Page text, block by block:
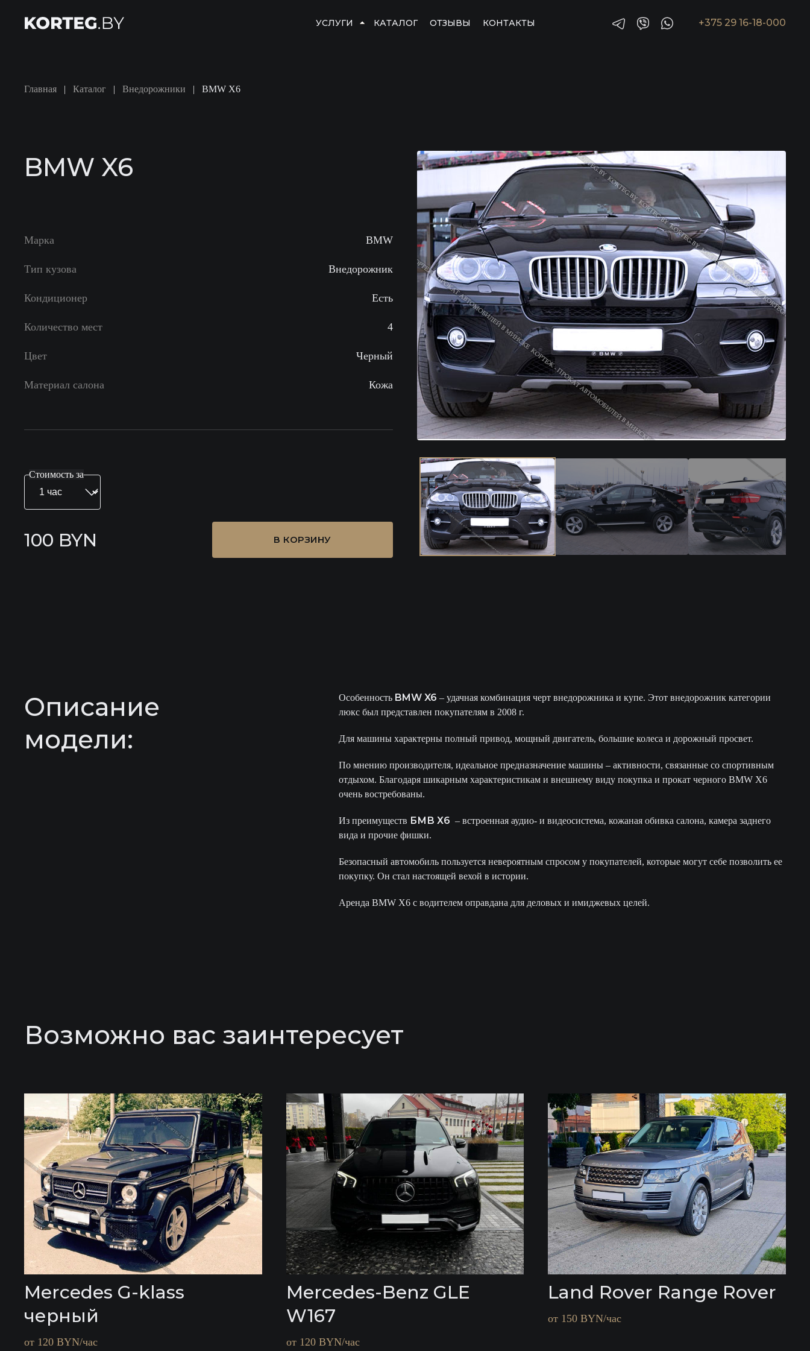
Skip to main content УСЛУГИ КАТАЛОГ ОТЗЫВЫ КОНТАКТЫ +375 29 16-18-000
Главная Каталог Внедорожники BMW X6
BMW X6
Марка BMW
Тип кузова Внедорожник
Кондиционер Есть
Количество мест 4
Цвет Черный
Материал салона Кожа
Стоимость за
100 BYN В КОРЗИНУ
Описание
модели:
ОсобенностьBMW X6 – удачная комбинация черт внедорожника и купе. Этот внедорожник категории
люкс был представлен покупателям в 2008 г.
Для машины характерны полный привод, мощный двигатель, большие колеса и дорожный просвет.
По мнению производителя, идеальное предназначение машины – активности, связанные со спортивным
отдыхом. Благодаря шикарным характеристикам и внешнему виду покупка и прокат черного BMW X6
очень востребованы.
Из преимуществ БМВ Х6 – встроенная аудио- и видеосистема, кожаная обивка салона, камера заднего
вида и прочие фишки.
Безопасный автомобиль пользуется невероятным спросом у покупателей, которые могут себе позволить ее
покупку. Он стал настоящей вехой в истории.
Аренда BMW X6 с водителем оправдана для деловых и имиджевых целей.
Возможно вас заинтересует
Mercedes G-klass
черный
от 120 BYN/час
Mercedes-Benz GLE
W167
от 120 BYN/час
Land Rover Range Rover
от 150 BYN/час